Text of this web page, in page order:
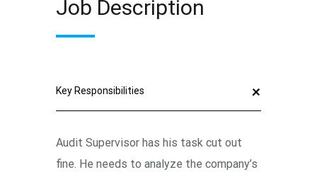
Job Description
Key Responsibilities
Audit Supervisor has his task cut out
fine. He needs to analyze the company’s